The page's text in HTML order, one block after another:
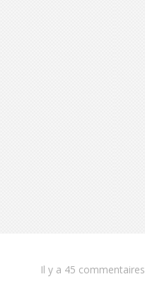
Il y a 45 commentaires